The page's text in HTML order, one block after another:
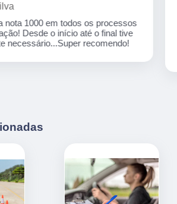
os processos
até o final tive
recomendo!
Albanyta
Atendimento
nota máxima,
esclarecimentos,